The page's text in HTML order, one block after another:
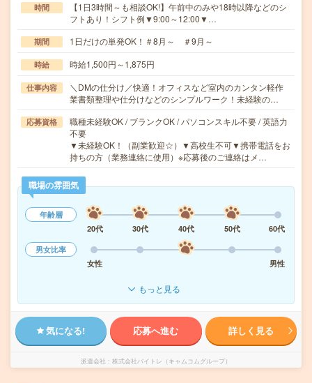
時間
【1日3時間～も相談OK!】午前中のみや18時以降などのシ
フトあり！シフト例▼9:00～12:00▼…
期間 1日だけの単発OK！＃8月～ ＃9月～
時給 時給1,500円～1,875円
仕事内容
＼DMの仕分け／快適！オフィスなど室内のカンタン軽作
業書類整理や仕分けなどのシンプルワーク！未経験の…
応募資格
職種未経験OK / ブランクOK / パソコンスキル不要 / 英語力
不要
▼未経験OK！（副業歓迎☆）▼高校生不可▼携帯電話をお
持ちの方（業務連絡に使用）※応募後のご連絡はメ…
職場の雰囲気
年齢層
20代
30代 40代 50代
60代
男女比率
女性
男性
もっと見る
気になる! 応募へ進む 詳しく見る
派遣会社 株式会社バイトレ（キャムコムグループ）